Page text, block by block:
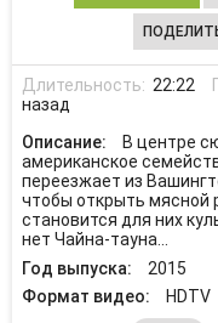
Длительность: 22:22
назад
Описание:
В центре
американское
переезжает из
чтобы открыть мясной
становится для них
нет Чайна-тауна...
Год выпуска:
2015
Формат видео:
HDTV